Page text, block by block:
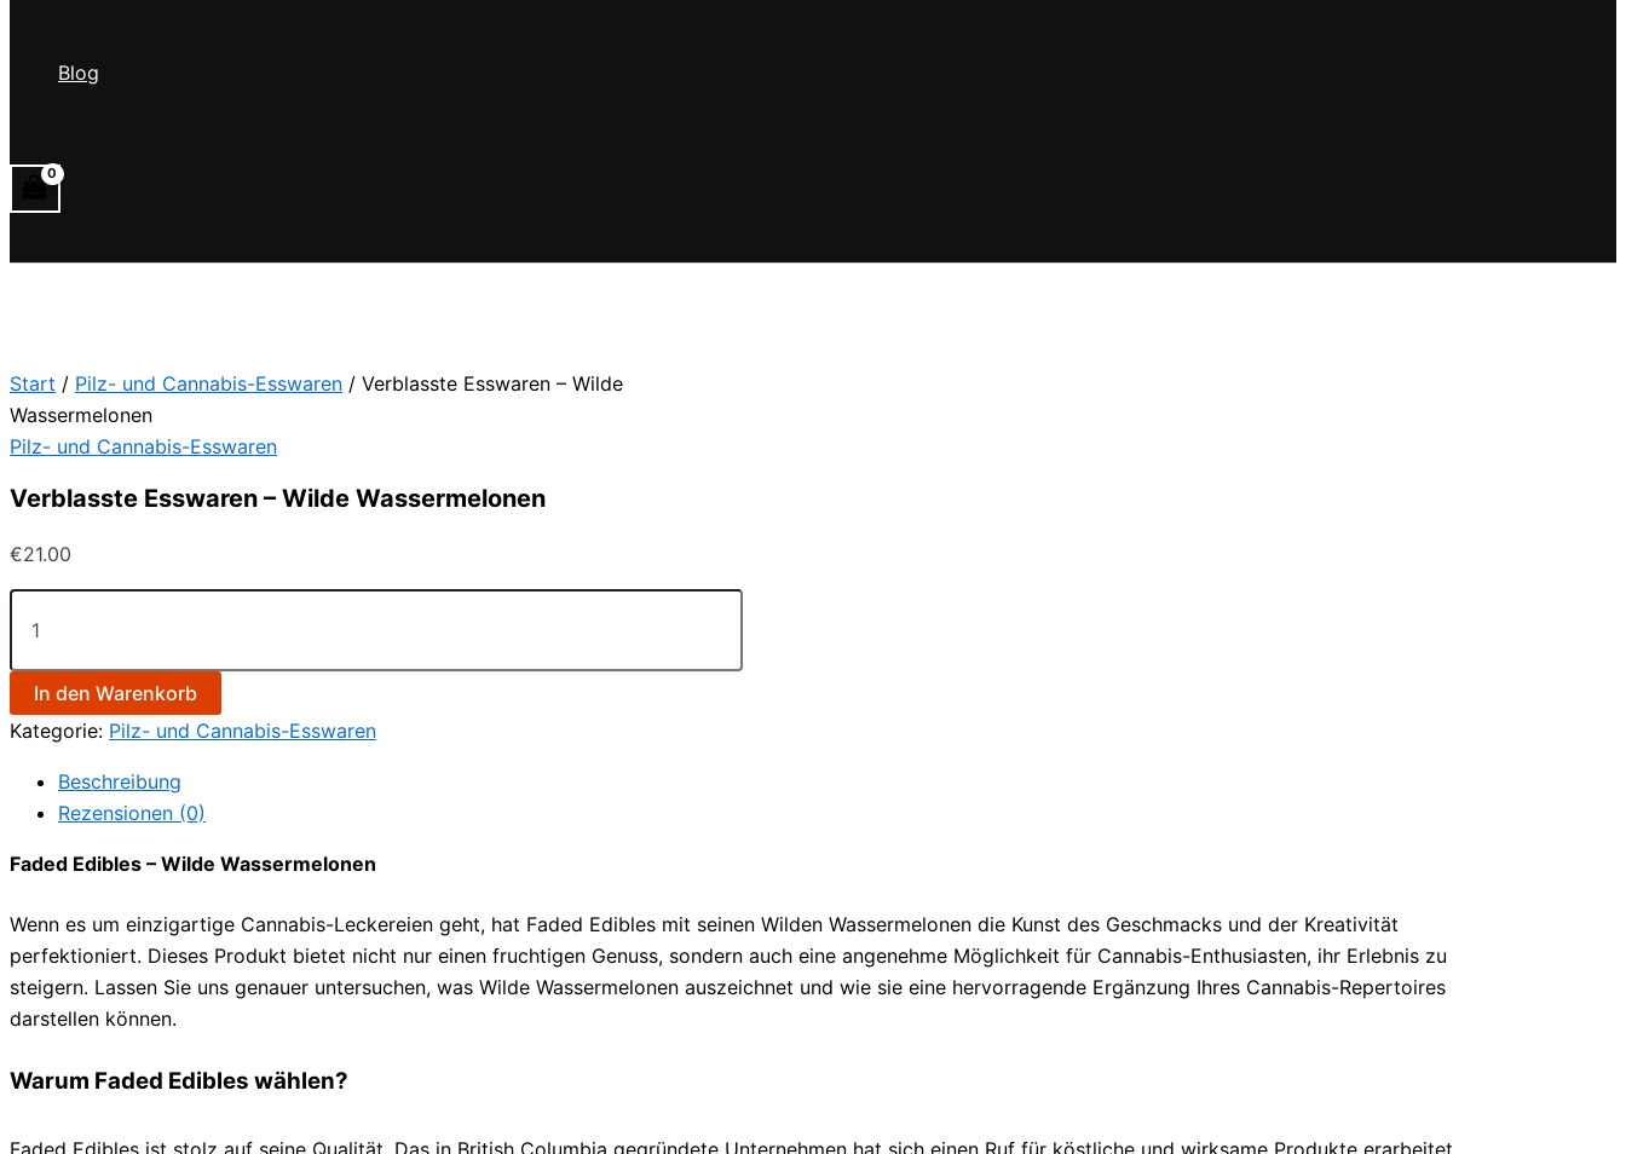
Blog
Start / Pilz- und Cannabis-Esswaren / Verblasste Esswaren – Wilde
Wassermelonen
Pilz- und Cannabis-Esswaren
Verblasste Esswaren – Wilde Wassermelonen
€21.00
In den Warenkorb
Kategorie: Pilz- und Cannabis-Esswaren
Beschreibung
Rezensionen (0)
Faded Edibles – Wilde Wassermelonen
Wenn es um einzigartige Cannabis-Leckereien geht, hat Faded Edibles mit seinen Wilden Wassermelonen die Kunst des Geschmacks und der Kreativität
perfektioniert. Dieses Produkt bietet nicht nur einen fruchtigen Genuss, sondern auch eine angenehme Möglichkeit für Cannabis-Enthusiasten, ihr Erlebnis zu
steigern. Lassen Sie uns genauer untersuchen, was Wilde Wassermelonen auszeichnet und wie sie eine hervorragende Ergänzung Ihres Cannabis-Repertoires
darstellen können.
Warum Faded Edibles wählen?
Faded Edibles ist stolz auf seine Qualität. Das in British Columbia gegründete Unternehmen hat sich einen Ruf für köstliche und wirksame Produkte erarbeitet.